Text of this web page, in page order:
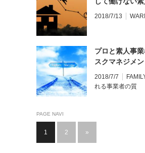
2018/7/13
プロと素人事
スクマネジメ
2018/7/7
れる事業者の質
PAGE NAVI
1 2 »